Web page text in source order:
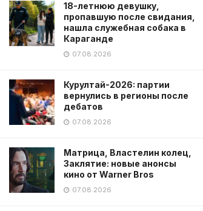
18-летнюю девушку,
пропавшую после свидания,
нашла служебная собака в
Караганде
07.08.2026
Курултай-2026: партии
вернулись в регионы после
дебатов
07.08.2026
Матрица, Властелин колец,
Заклятие: новые анонсы
кино от Warner Bros
07.08.2026